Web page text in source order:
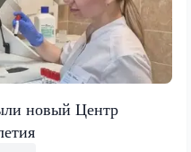
новый Центр